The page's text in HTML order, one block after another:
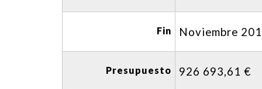
Fin Noviembre
Presupuesto 926 693,61 €